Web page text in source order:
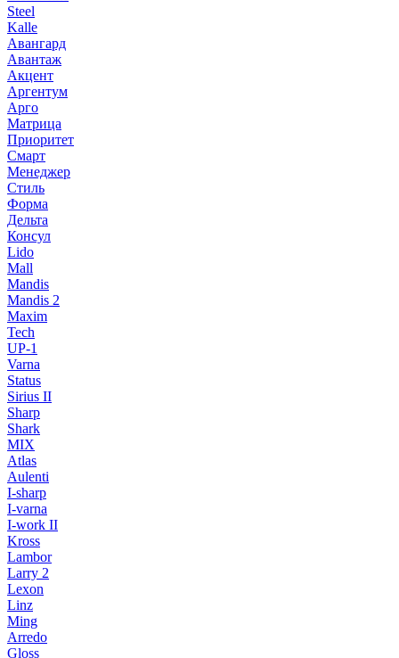
Steel
Kalle
Авангард
Авантаж
Акцент
Аргентум
Арго
Матрица
Приоритет
Смарт
Менеджер
Стиль
Форма
Дельта
Консул
Lido
Mall
Mandis
Mandis 2
Maxim
Tech
UP-1
Varna
Status
Sirius II
Sharp
Shark
MIX
Atlas
Aulenti
I-sharp
I-varna
I-work II
Kross
Lambor
Larry 2
Lexon
Linz
Ming
Arredo
Gloss